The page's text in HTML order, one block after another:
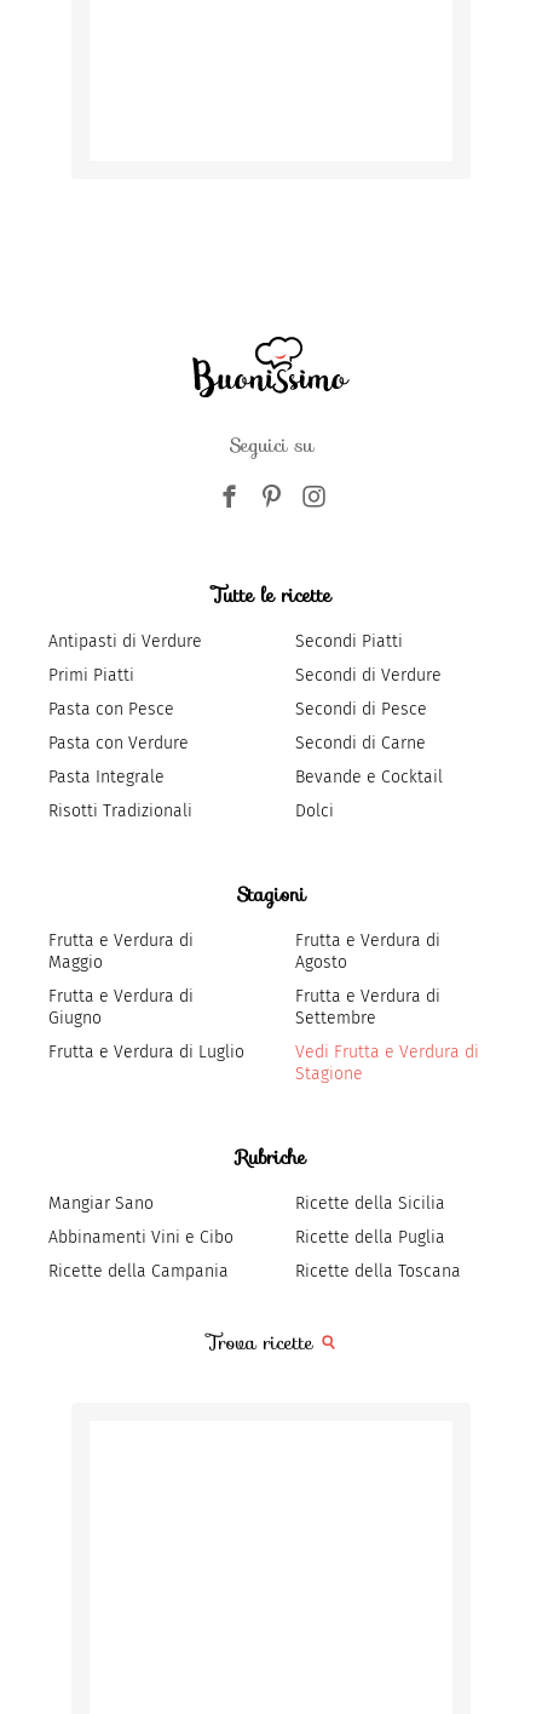
Seguici su
Tutte le ricette
Antipasti di Verdure
Primi Piatti
Pasta con Pesce
Pasta con Verdure
Pasta Integrale
Risotti Tradizionali
Secondi Piatti
Secondi di Verdure
Secondi di Pesce
Secondi di Carne
Bevande e Cocktail
Dolci
Stagioni
Frutta e Verdura di
Maggio
Frutta e Verdura di
Giugno
Frutta e Verdura di Luglio
Frutta e Verdura di
Agosto
Frutta e Verdura di
Settembre
Vedi Frutta e Verdura di
Stagione
Rubriche
Mangiar Sano
Abbinamenti Vini e Cibo
Ricette della Campania
Ricette della Sicilia
Ricette della Puglia
Ricette della Toscana
Trova ricette